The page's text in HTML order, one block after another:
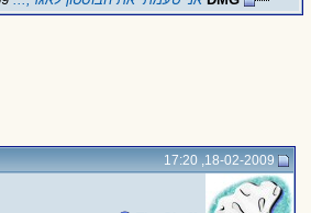
18-02-2009, 17:20